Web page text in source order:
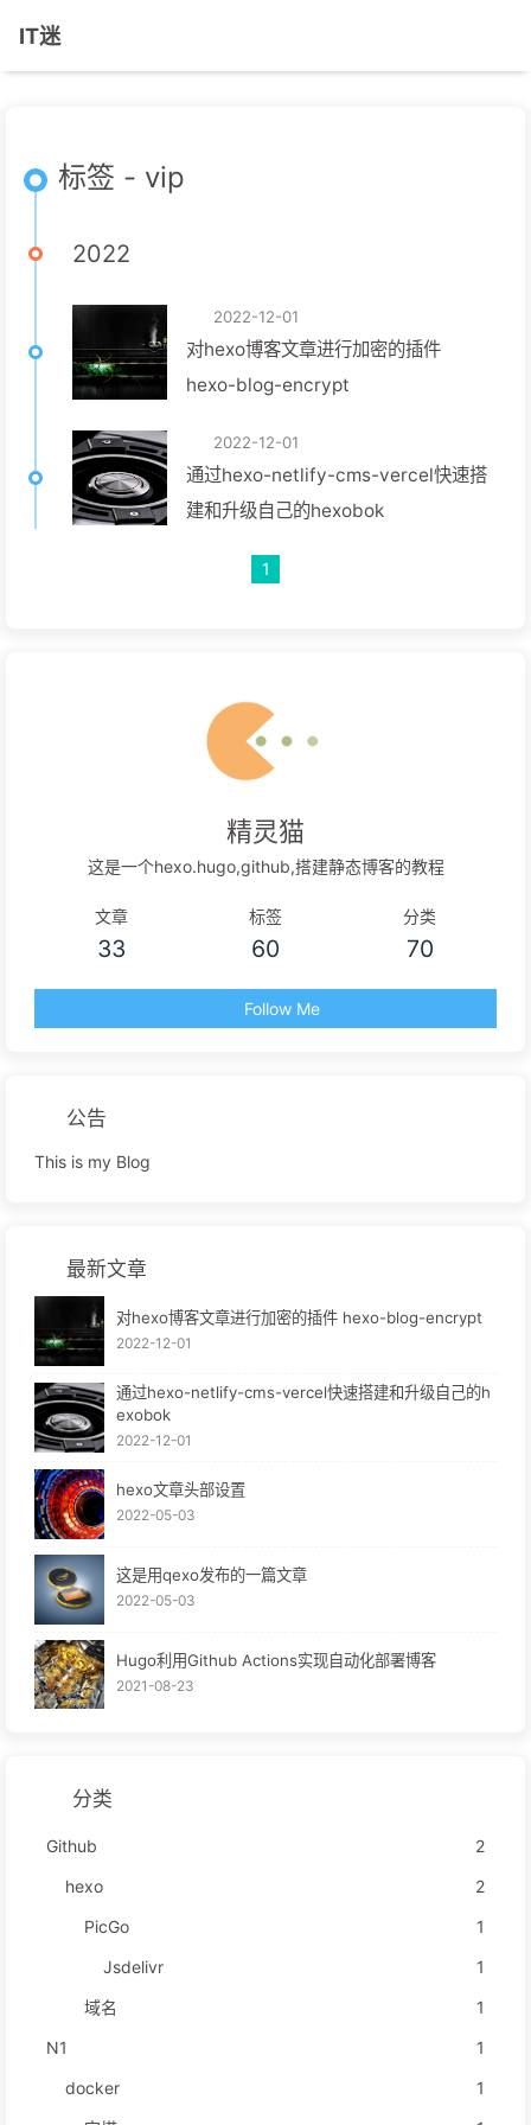
IT迷
标签 - vip
2022
2022-12-01
对hexo博客文章进行加密的插件
hexo-blog-encrypt
2022-12-01
通过hexo-netlify-cms-vercel快速搭
建和升级自己的hexobok
1
精灵猫
这是一个hexo.hugo,github,搭建静态博客的教程
文章
33
标签
60
分类
70
Follow Me
公告
This is my Blog
最新文章
对hexo博客文章进行加密的插件 hexo-blog-encrypt
2022-12-01
通过hexo-netlify-cms-vercel快速搭建和升级自己的h
exobok
2022-12-01
hexo文章头部设置
2022-05-03
这是用qexo发布的一篇文章
2022-05-03
Hugo利用Github Actions实现自动化部署博客
2021-08-23
分类
Github
2
hexo
2
PicGo
1
Jsdelivr
1
域名
1
N1
1
docker
1